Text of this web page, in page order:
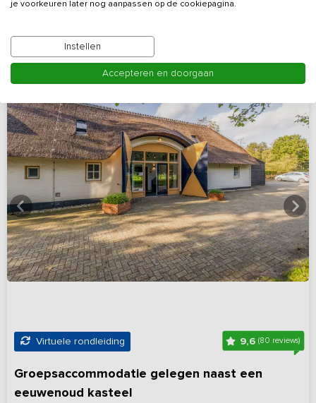
Virtuele rondleiding 9,6 (80 reviews)
Groepsaccommodatie gelegen naast een
eeuwenoud kasteel
je voorkeuren later nog aanpassen op de cookiepagina.
Instellen
Accepteren en doorgaan